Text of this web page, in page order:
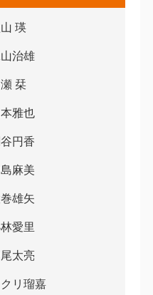
瑛
治雄
栞
雅也
円香
麻美
雄矢
愛里
太亮
リ瑠嘉